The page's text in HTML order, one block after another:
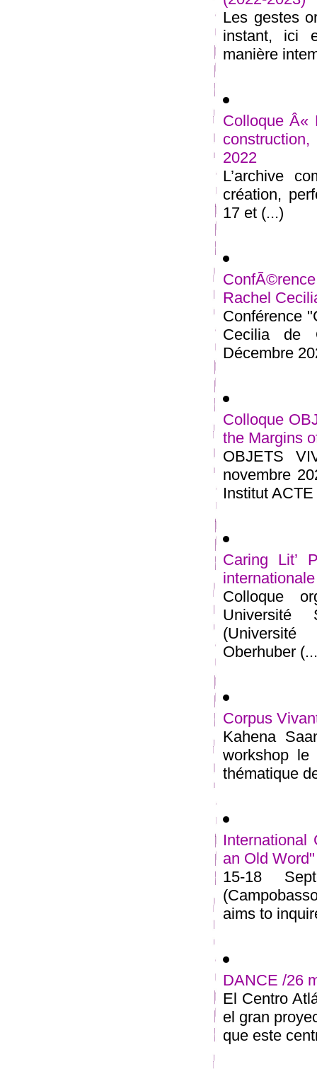
Les gestes
instant, ici
manière
Colloque Â«
2022
L’archive
création,
17 et (...)
Rachel
Conférence
Cecilia de
Décembre
Colloque
the Margins
OBJETS
novembre
Institut
Caring Lit’
Colloque
Université
Oberhuber
Corpus
Kahena
workshop le
thématique
International
an Old Word"
15-18
aims to
DANCE /26
El Centro
el gran
que este